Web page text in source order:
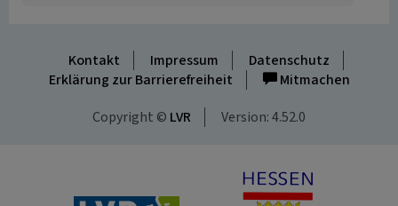
Kontakt Impressum
Datenschutz
Erklärung zur Barrierefreiheit
Mitmachen
Copyright © LVR Version: 4.52.0